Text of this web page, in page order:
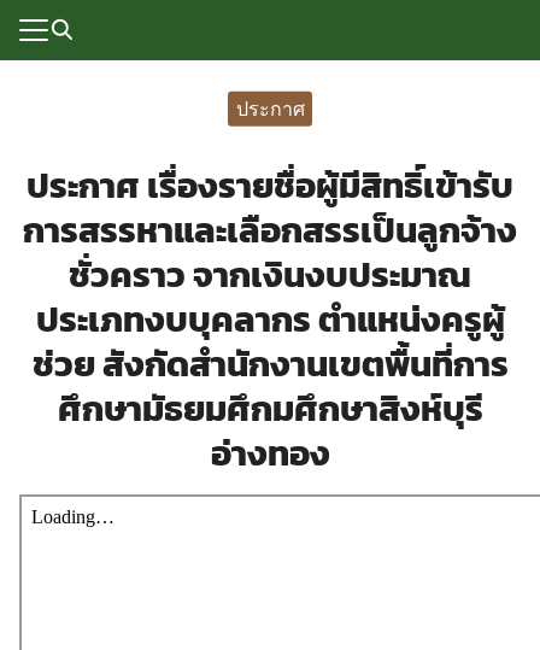
Skip
นฐาน
ด์กลุ่มงาน
for:
ประกาศ
ประกาศ เรื่องรายชื่อผู้มีสิทธิ์เข้ารับ
การสรรหาและเลือกสรรเป็นลูกจ้าง
ชั่วคราว จากเงินงบประมาณ
ประเภทงบบุคลากร ตำแหน่งครูผู้
ช่วย สังกัดสำนักงานเขตพื้นที่การ
ศึกษามัธยมศึกมศึกษาสิงห์บุรี
อ่างทอง